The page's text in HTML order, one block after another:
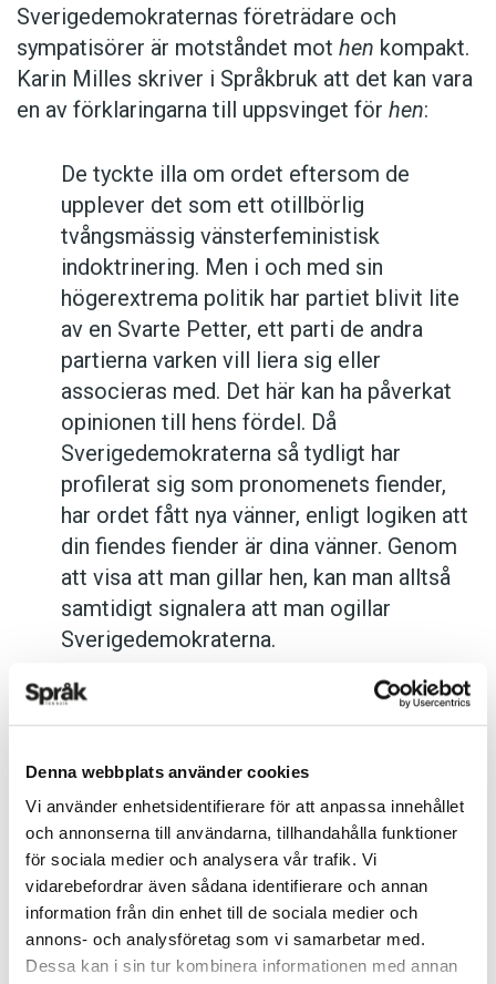
Denna webbplats använder cookies
Vi använder enhetsidentifierare för att anpassa innehållet
och annonserna till användarna, tillhandahålla funktioner
för sociala medier och analysera vår trafik. Vi
vidarebefordrar även sådana identifierare och annan
information från din enhet till de sociala medier och
annons- och analysföretag som vi samarbetar med.
Dessa kan i sin tur kombinera informationen med annan
Gemene hen beter sig ju som att jordens
svek just begåtts. (Metro)
finns en hen på en europeisk valsedel.
(Landskrona-Posten)
Vem är egentligen marknaden? Är det en
hon, en han eller rent av en hen? (Södra
Dalarnes Tidning)
Och så det finstilta. Undersökningen är baserad
på de svenska tidningar som finns i databaserna
Retriever och Presstext. Den som söker på
får en del ”slaskträffar” på exempelvis det
engelska ordethen, avstavningar av ord som
hen-ne, Hen-rikochHen-riettamed mera. Jag
har av tidsskäl bara granskat de 200 förstahen
träffarna för varje år, och sedan utgått från att
en lika stor andel av resten av materialet skulle
att kontrollera rimligheten i detta antagande har
jag gjort stickprovskontroller i det övriga
materialet. Det finns alltså en viss felmarginal,
men den påverkar inte den tydliga trend som
materialet visar. Därför väljer jag dock att i
vissa fall inte ange exakta siffror.
Anders
Sverigedemokraternas företrädare och
sympatisörer är motståndet mot hen kompakt.
Karin Milles skriver i Språkbruk att det kan vara
en av förklaringarna till uppsvinget för hen:
De tyckte illa om ordet eftersom de
upplever det som ett otillbörlig
tvångsmässig vänsterfeministisk
indoktrinering. Men i och med sin
högerextrema politik har partiet blivit lite
av en Svarte Petter, ett parti de andra
partierna varken vill liera sig eller
associeras med. Det här kan ha påverkat
opinionen till hens fördel. Då
Sverigedemokraterna så tydligt har
profilerat sig som pronomenets fiender,
har ordet fått nya vänner, enligt logiken att
din fiendes fiender är dina vänner. Genom
att visa att man gillar hen, kan man alltså
samtidigt signalera att man ogillar
Sverigedemokraterna.
Karin Milles resonemang har vissa
beröringspunkter med Sven-Göran Malmgrens
syn påhen. Han är professor i svenska vid
Göteborgs universitet och huvudredaktör för
Svenska Akademiens ordlista. I en intervju, som
ingår ien uppsats skriven av elever vid
Blackebergs gymnasium, kallar han
pronomenet ”en fluga”. Sven-Göran Malmgren
anser atthenfyller en språklig lucka, men tror